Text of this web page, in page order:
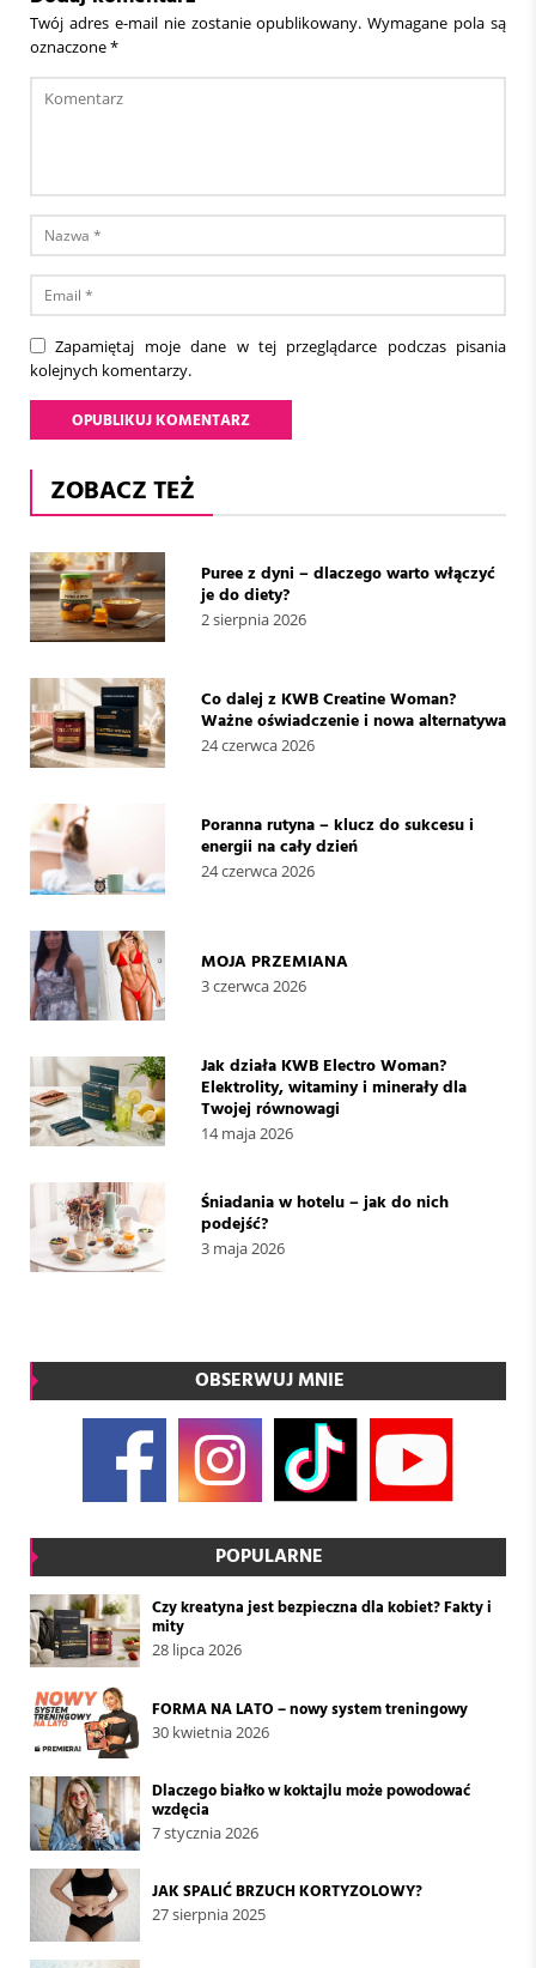
Twój adres e-mail nie zostanie opublikowany. Wymagane pola są
oznaczone*
Zapamiętaj moje dane w tej przeglądarce podczas pisania
kolejnych komentarzy.
ZOBACZ TEŻ
Puree z dyni – dlaczego warto włączyć
je do diety?
2 sierpnia 2026
Co dalej z KWB Creatine Woman?
Ważne oświadczenie i nowa alternatywa
24 czerwca 2026
Poranna rutyna – klucz do sukcesu i
energii na cały dzień
24 czerwca 2026
MOJA PRZEMIANA
3 czerwca 2026
Jak działa KWB Electro Woman?
Elektrolity, witaminy i minerały dla
Twojej równowagi
14 maja 2026
Śniadania w hotelu – jak do nich
podejść?
3 maja 2026
OBSERWUJ MNIE
POPULARNE
Czy kreatyna jest bezpieczna dla kobiet? Fakty i
mity
28 lipca 2026
FORMA NA LATO – nowy system treningowy
30 kwietnia 2026
Dlaczego białko w koktajlu może powodować
wzdęcia
7 stycznia 2026
JAK SPALIĆ BRZUCH KORTYZOLOWY?
27 sierpnia 2025